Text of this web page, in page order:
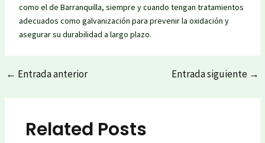
como el de Barranquilla, siempre y cuando tengan tratamientos
adecuados como galvanización para prevenir la oxidación y
asegurar su durabilidad a largo plazo.
Post
← Entrada anterior Entrada siguiente →
Related Posts